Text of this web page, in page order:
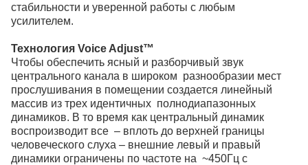
стабильности и уверенной работы с любым
усилителем.
Технология Voice Adjust™
Чтобы обеспечить ясный и разборчивый звук
центрального канала в широком разнообразии мест
прослушивания в помещении создается линейный
массив из трех идентичных полнодиапазонных
динамиков. В то время как центральный динамик
воспроизводит все – вплоть до верхней границы
человеческого слуха – внешние левый и правый
динамики ограничены по частоте на ~450Гц с